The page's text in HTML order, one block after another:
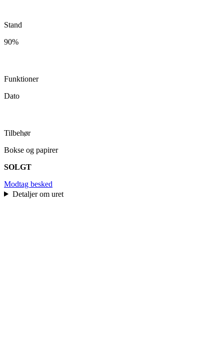
Stand
90%
Funktioner
Dato
Tilbehør
Bokse og papirer
SOLGT
Modtag besked
Detaljer om uret